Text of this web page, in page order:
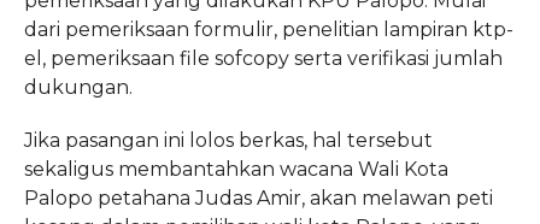
dari pemeriksaan formulir, penelitian lampiran ktp-
el, pemeriksaan file sofcopy serta verifikasi jumlah
dukungan.
Jika pasangan ini lolos berkas, hal tersebut
sekaligus membantahkan wacana Wali Kota
Palopo petahana Judas Amir, akan melawan peti